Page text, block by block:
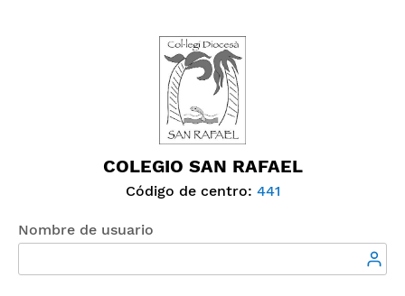
COLEGIO SAN RAFAEL
Código de centro: 441
Nombre de usuario